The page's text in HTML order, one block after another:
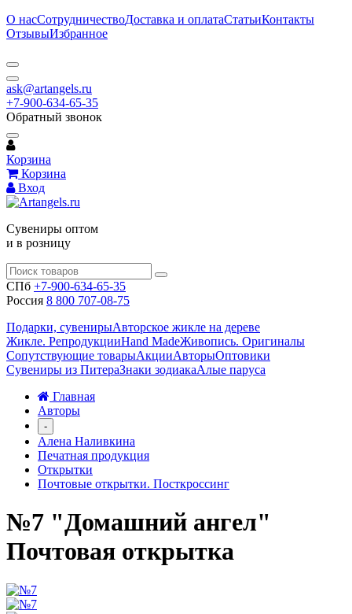
О насСотрудничествоДоставка и оплатаСтатьиКонтакты
ОтзывыИзбранное
ask@artangels.ru
+7-900-634-65-35
Обратный звонок
Корзина
Корзина
Вход
Сувениры оптом
и в розницу
СПб +7-900-634-65-35
Россия 8 800 707-08-75
Подарки, сувенирыАвторское жикле на дереве
Жикле. РепродукцииHand MadeЖивопись. Оригиналы
Сопутствующие товарыАкцииАвторыОптовики
Сувениры из ПитераЗнаки зодиакаАлые паруса
Главная
Авторы
-
Алена Наливкина
Печатная продукция
Открытки
Почтовые открытки. Посткроссинг
№7 "Домашний ангел"
Почтовая открытка